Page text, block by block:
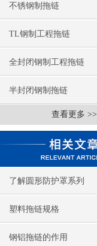
不锈钢制拖链
TL钢制工程拖链
全封闭钢制工程拖链
半封闭钢制拖链
查看更多 >>
了解圆形防护罩系列
塑料拖链规格
钢铝拖链的作用